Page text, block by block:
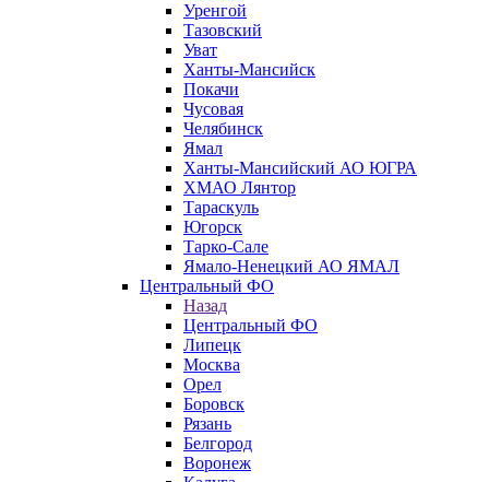
Уренгой
Тазовский
Уват
Ханты-Мансийск
Покачи
Чусовая
Челябинск
Ямал
Ханты-Мансийский АО ЮГРА
ХМАО Лянтор
Тараскуль
Югорск
Тарко-Сале
Ямало-Ненецкий АО ЯМАЛ
Центральный ФО
Назад
Центральный ФО
Липецк
Москва
Орел
Боровск
Рязань
Белгород
Воронеж